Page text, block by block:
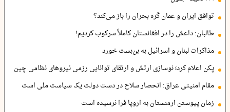
توافق ایران و عمان گره بحران را باز می‌کند؟
طالبان: داعش را در افغانستان کاملاً سرکوب کردیم!
مذاکرات لبنان و اسرائیل به بن‌بست خورد
پکن اعلام کرد؛ نوسازی ارتش و ارتقای توانایی رزمی نیروهای نظامی چین
مقام امنیتی عراق: انحصار سلاح در دست دولت یک سیاست ملی است
زمان پیوستن ارمنستان به اروپا فرا نرسیده است